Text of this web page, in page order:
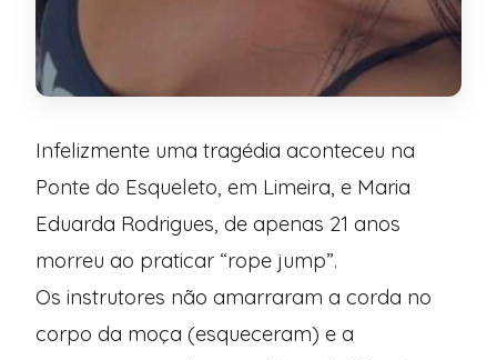
Infelizmente uma tragédia aconteceu na
Ponte do Esqueleto, em Limeira, e Maria
Eduarda Rodrigues, de apenas 21 anos
morreu ao praticar “rope jump”.
Os instrutores não amarraram a corda no
corpo da moça (esqueceram) e a